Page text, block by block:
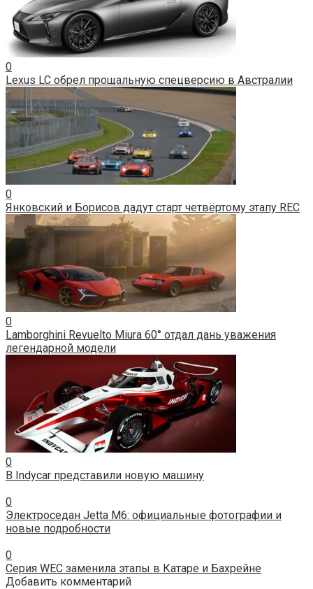
0
Lexus LC обрел прощальную спецверсию в Австралии
0
Янковский и Борисов дадут старт четвёртому этапу REC
0
Lamborghini Revuelto Miura 60° отдал дань уважения
легендарной модели
0
В Indycar представили новую машину
0
Электроседан Jetta M6: официальные фотографии и
новые подробности
0
Серия WEC заменила этапы в Катаре и Бахрейне
Добавить комментарий